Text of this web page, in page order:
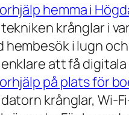
hemma i
krånglar i
hembesök i lugn
att få
på plats för
krånglar, Wi-